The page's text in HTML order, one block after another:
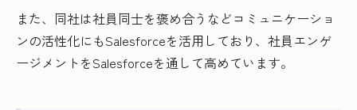
また、同社は社員同士を褒め合うなどコミュニケーショ
ンの活性化にもSalesforceを活用しており、社員エンゲ
ージメントをSalesforceを通して高めています。